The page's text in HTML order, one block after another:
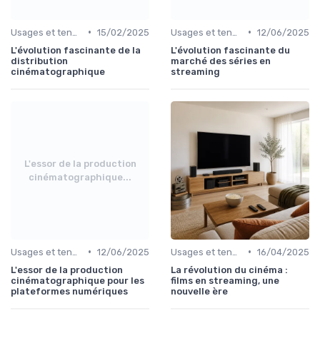
• 15/02/2025
L'évolution fascinante de la
distribution
cinématographique
• 12/06/2025
L'évolution fascinante du
marché des séries en
streaming
L'essor de la production
cinématographique...
• 12/06/2025
L'essor de la production
cinématographique pour les
plateformes numériques
• 16/04/2025
La révolution du cinéma :
films en streaming, une
nouvelle ère